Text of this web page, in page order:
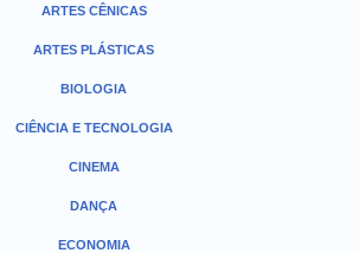
ARTES CÊNICAS
ARTES PLÁSTICAS
BIOLOGIA
CIÊNCIA E TECNOLOGIA
CINEMA
DANÇA
ECONOMIA